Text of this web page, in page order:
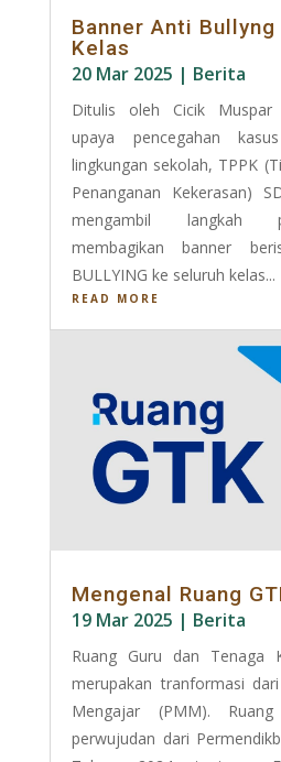
Banner Anti Bullyng
Kelas
20 Mar 2025 | Berita
Ditulis oleh Cicik Muspar
upaya pencegahan
lingkungan sekolah, TPPK
Penanganan Kekerasan)
mengambil langkah
membagikan banner
BULLYING ke seluruh kelas...
READ MORE
Mengenal Ruang
19 Mar 2025 | Berita
Ruang Guru dan Tenaga
merupakan tranformasi
Mengajar (PMM).
perwujudan dari